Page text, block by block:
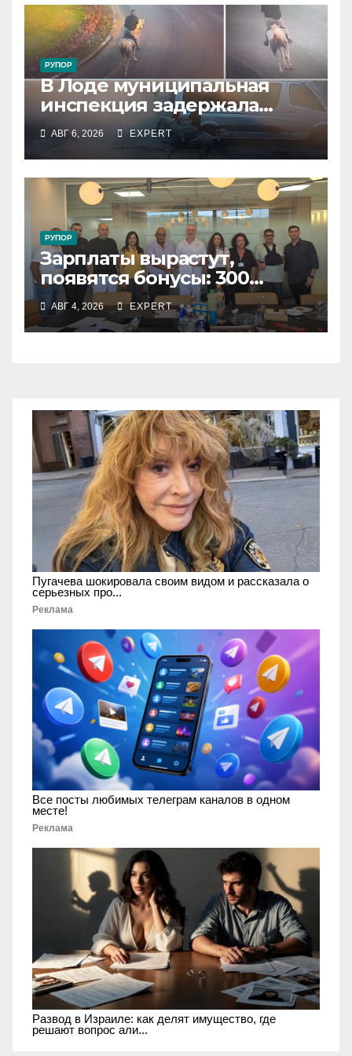
РУПОР
В Лоде муниципальная
инспекция задержала
подростка, устроившего
опасную скачку на лошади
по улицам города
АВГ 6, 2026 EXPERT
РУПОР
Зарплаты вырастут,
появятся бонусы: 300
сотрудников «Штраус»
получили новый
коллективный договор
АВГ 4, 2026 EXPERT
Пугачева шокировала своим видом и рассказала о
серьезных про...
Реклама
Все посты любимых телеграм каналов в одном
месте!
Реклама
Развод в Израиле: как делят имущество, где
решают вопрос али...